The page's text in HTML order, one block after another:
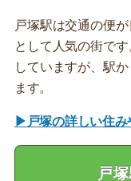
戸塚駅は交通の便
として人気の街で
していますが、駅
ます。
▶戸塚の詳しい住み
戸